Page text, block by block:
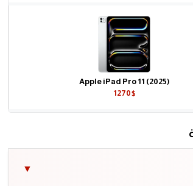
Apple iPad Pro 11 (2025)
1270$